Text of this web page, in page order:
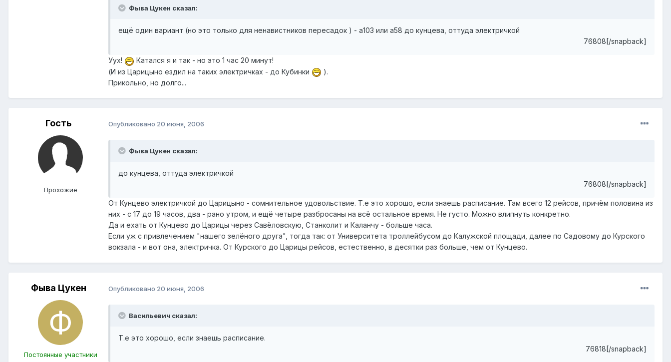
Фыва Цукен сказал:
ещё один вариант (но это только для ненавистников пересадок ) - а103 или а58 до кунцева, оттуда электричкой
76808[/snapback]
Уух!
Катался я и так - но это 1 час 20 минут!
(И из Царицыно ездил на таких электричках - до Кубинки
).
Прикольно, но долго...
Гость
Прохожие
Опубликовано 20 июня, 2006
Фыва Цукен сказал:
до кунцева, оттуда электричкой
76808[/snapback]
От Кунцево электричкой до Царицыно - сомнительное удовольствие. Т.е это хорошо, если знаешь расписание. Там всего 12 рейсов, причём половина из
них - с 17 до 19 часов, два - рано утром, и ещё четыре разбросаны на всё остальное время. Не густо. Можно влипнуть конкретно.
Да и ехать от Кунцево до Царицы через Савёловскую, Станколит и Каланчу - больше часа.
Если уж с привлечением "нашего зелёного друга", тогда так: от Университета троллейбусом до Калужской площади, далее по Садовому до Курского
вокзала - и вот она, электричка. От Курского до Царицы рейсов, естественно, в десятки раз больше, чем от Кунцево.
Фыва Цукен
Постоянные участники
Опубликовано 20 июня, 2006
Васильевич сказал:
Т.е это хорошо, если знаешь расписание.
76818[/snapback]